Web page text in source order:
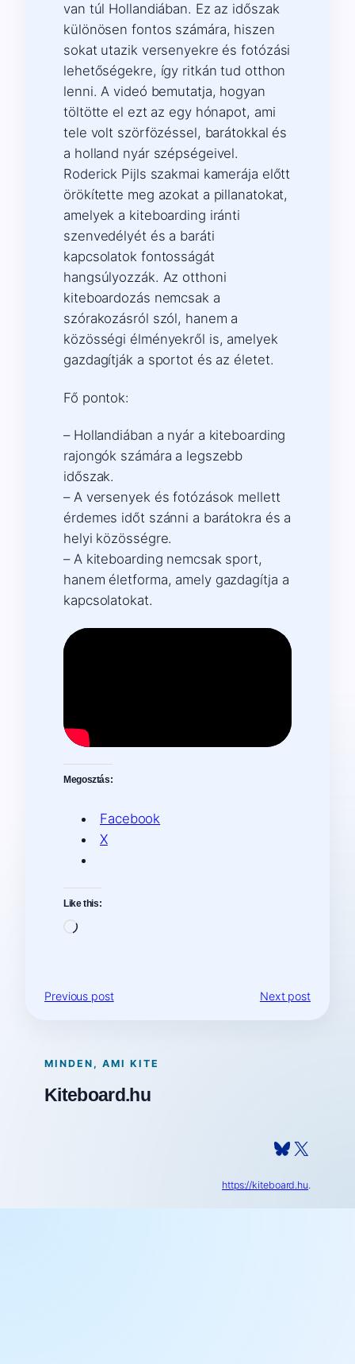
van túl Hollandiában. Ez az időszak
különösen fontos számára, hiszen
sokat utazik versenyekre és fotózási
lehetőségekre, így ritkán tud otthon
lenni. A videó bemutatja, hogyan
töltötte el ezt az egy hónapot, ami
tele volt szörfözéssel, barátokkal és
a holland nyár szépségeivel.
Roderick Pijls szakmai kamerája előtt
örökítette meg azokat a pillanatokat,
amelyek a kiteboarding iránti
szenvedélyét és a baráti
kapcsolatok fontosságát
hangsúlyozzák. Az otthoni
kiteboardozás nemcsak a
szórakozásról szól, hanem a
közösségi élményekről is, amelyek
gazdagítják a sportot és az életet.
Fő pontok:
– Hollandiában a nyár a kiteboarding
rajongók számára a legszebb
időszak.
– A versenyek és fotózások mellett
érdemes időt szánni a barátokra és a
helyi közösségre.
– A kiteboarding nemcsak sport,
hanem életforma, amely gazdagítja a
kapcsolatokat.
Megosztás:
Facebook
X
Like this:
Loading…
Previous post Next post
MINDEN, AMI KITE
Kiteboard.hu
Bluesky X
https://kiteboard.hu.